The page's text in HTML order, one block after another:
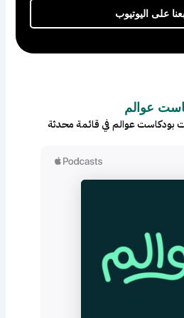
d
c
a
a
y
-
c
l
على اليوتيوب
عوالم
عوالم في قائمة محدثة